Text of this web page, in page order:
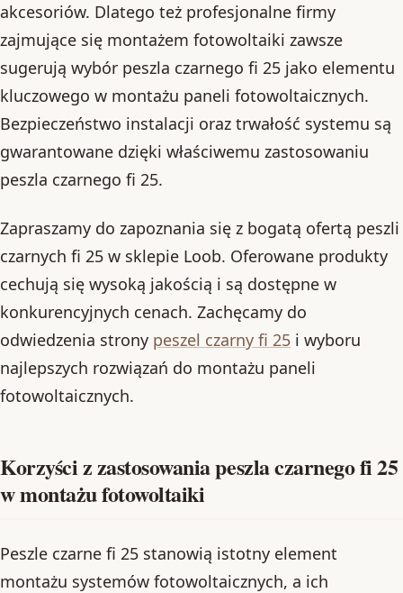
akcesoriów. Dlatego też profesjonalne firmy
zajmujące się montażem fotowoltaiki zawsze
sugerują wybór peszla czarnego fi 25 jako elementu
kluczowego w montażu paneli fotowoltaicznych.
Bezpieczeństwo instalacji oraz trwałość systemu są
gwarantowane dzięki właściwemu zastosowaniu
peszla czarnego fi 25.
Zapraszamy do zapoznania się z bogatą ofertą peszli
czarnych fi 25 w sklepie Loob. Oferowane produkty
cechują się wysoką jakością i są dostępne w
konkurencyjnych cenach. Zachęcamy do
odwiedzenia strony peszel czarny fi 25 i wyboru
najlepszych rozwiązań do montażu paneli
fotowoltaicznych.
Korzyści z zastosowania peszla czarnego fi 25
w montażu fotowoltaiki
Peszle czarne fi 25 stanowią istotny element
montażu systemów fotowoltaicznych, a ich